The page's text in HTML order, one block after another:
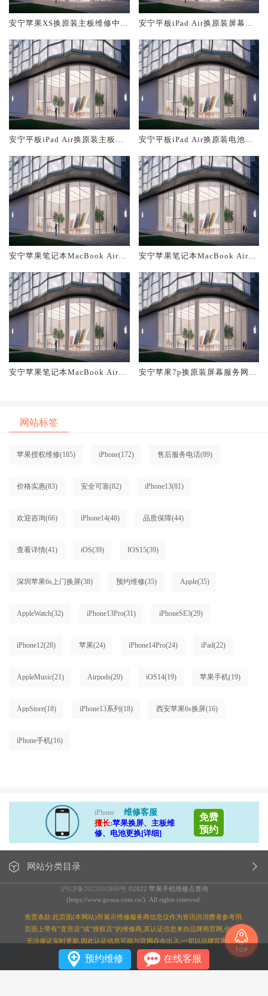
安宁苹果XS换原装主板维修中心
安宁平板iPad Air换原装屏幕服
安宁平板iPad Air换原装主板维
安宁平板iPad Air换原装电池维
安宁苹果笔记本MacBook Air换
安宁苹果笔记本MacBook Air换
安宁苹果笔记本MacBook Air换
安宁苹果7p换原装屏幕服务网点
网站标签
苹果授权维修(185) iPhone(172) 售后服务电话(89)
价格实惠(83) 安全可靠(82) iPhone13(81)
欢迎咨询(66) iPhone14(48) 品质保障(44)
查看详情(41) iOS(39) IOS15(39)
深圳苹果6s上门换屏(38) 预约维修(35) Apple(35)
AppleWatch(32) iPhone13Pro(31) iPhoneSE3(29)
iPhone12(28) 苹果(24) iPhone14Pro(24) iPad(22)
AppleMusic(21) Airpods(20) iOS14(19) 苹果手机(19)
AppStore(18) iPhone13系列 (18) 西安苹果6s换屏(16)
iPhone手机(16)
iPhone
维修客服
擅长:苹果换屏、主板维
修、电池更换[详细]
免费
预约
网站分类目录
沪ICP备2022001800号 ©2022 苹果手机维修点查询
(https://www.gosoa.com.cn/). All rights reserved.
免责条款:此页面(本网站)所展示维修服务商信息仅作为资讯供消费者参考用.
页面上带有“直营店”或“授权店”的维修商,其认证信息来自品牌商官网,但本站
无法保证实时更新,因此认证信息可能与官网存在出入,一切以品牌官网为准;
预约维修 在线客服